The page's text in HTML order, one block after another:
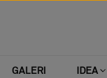
GALERI IDEA